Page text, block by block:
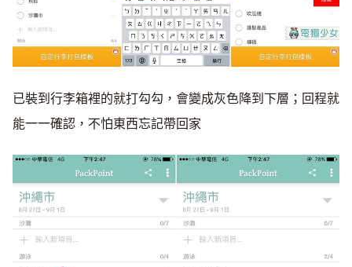
已裝到行李箱裡的就打勾勾，會變成灰色降到下層；回程就
能一一確認，不怕東西忘記帶回家